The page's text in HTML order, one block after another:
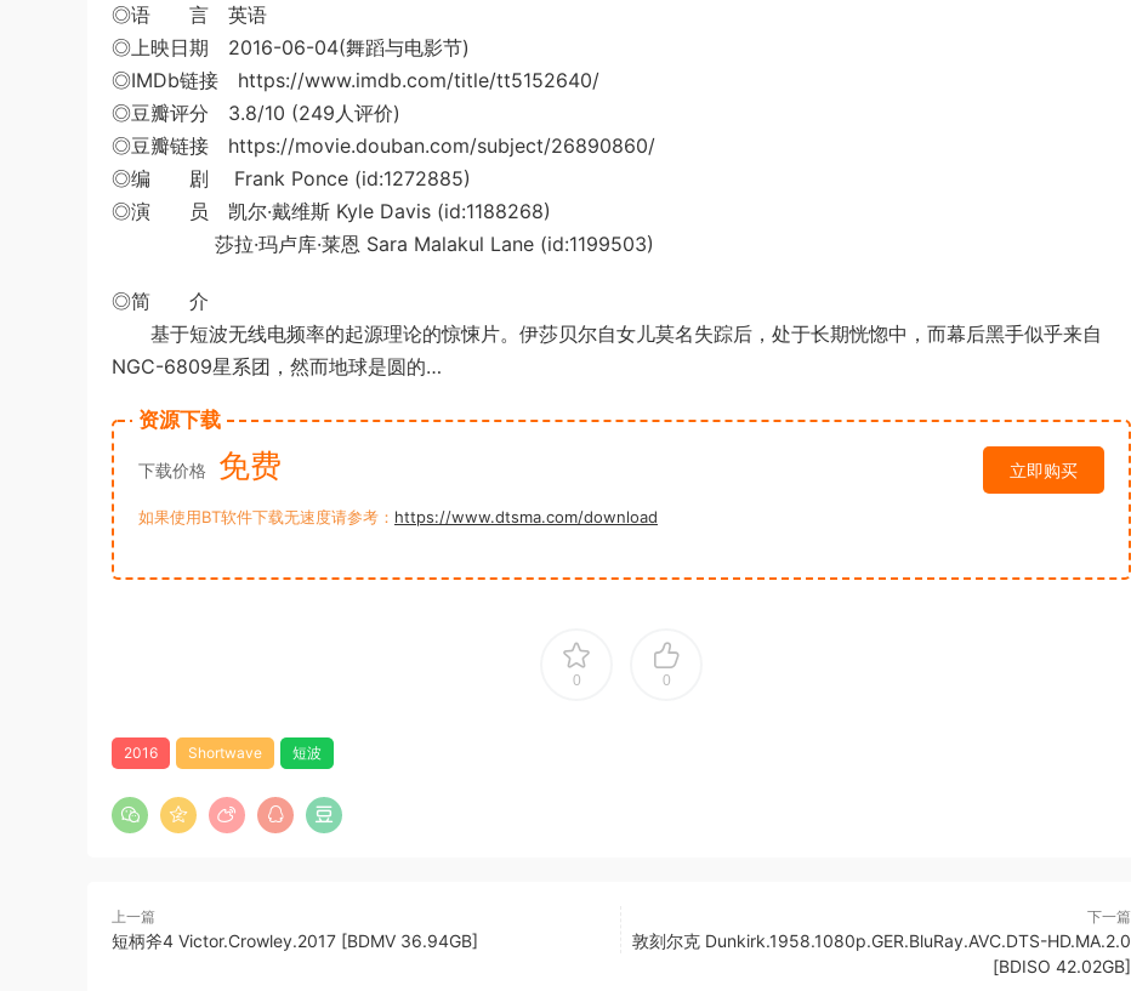
◎语 言 英语
◎上映日期 2016-06-04(舞蹈与电影节)
◎IMDb链接 https://www.imdb.com/title/tt5152640/
◎豆瓣评分 3.8/10 (249人评价)
◎豆瓣链接 https://movie.douban.com/subject/26890860/
◎编 剧 Frank Ponce (id:1272885)
◎演 员 凯尔·戴维斯 Kyle Davis (id:1188268)
莎拉·玛卢库·莱恩 Sara Malakul Lane (id:1199503)
◎简 介
基于短波无线电频率的起源理论的惊悚片。伊莎贝尔自女儿莫名失踪后，处于长期恍惚中，而幕后黑手似乎来自
NGC-6809星系团，然而地球是圆的…
资源下载
下载价格 免费 立即购买
如果使用BT软件下载无速度请参考： https://www.dtsma.com/download
0 0
2016 Shortwave 短波
上一篇
短柄斧4 Victor.Crowley.2017 [BDMV 36.94GB]
下一篇
敦刻尔克 Dunkirk.1958.1080p.GER.BluRay.AVC.DTS-HD.MA.2.0
[BDISO 42.02GB]